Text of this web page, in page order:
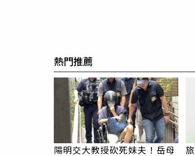
熱門推薦
陽明交大教授砍死妹夫！岳母